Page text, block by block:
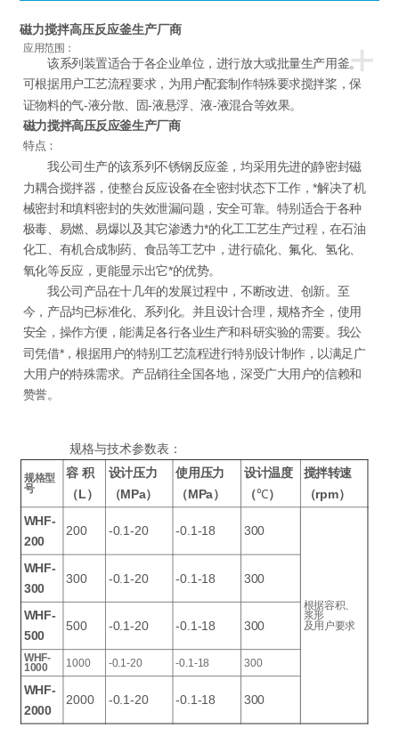
磁力搅拌高压反应釜生产厂商
+
应用范围：
该系列装置适合于各企业单位，进行放大或批量生产用釜。
可根据用户工艺流程要求，为用户配套制作特殊要求搅拌桨，保
证物料的气-液分散、固-液悬浮、液-液混合等效果。
磁力搅拌高压反应釜生产厂商
特点：
我公司生产的该系列不锈钢反应釜，均采用先进的静密封磁
力耦合搅拌器，使整台反应设备在全密封状态下工作，*解决了机
械密封和填料密封的失效泄漏问题，安全可靠。特别适合于各种
极毒、易燃、易爆以及其它渗透力*的化工工艺生产过程，在石油
化工、有机合成制药、食品等工艺中，进行硫化、氟化、氢化、
氧化等反应，更能显示出它*的优势。
我公司产品在十几年的发展过程中，不断改进、创新。至
今，产品均已标准化、系列化。并且设计合理，规格齐全，使用
安全，操作方便，能满足各行各业生产和科研实验的需要。我公
司凭借*，根据用户的特别工艺流程进行特别设计制作，以满足广
大用户的特殊需求。产品销往全国各地，深受广大用户的信赖和
赞誉。
规格与技术参数表：
规格型
号
容 积
（L）
设计压力
（MPa）
使用压力
（MPa）
设计温度
（℃）
搅拌转速
（rpm）
WHF-
200
200 -0.1-20 -0.1-18 300
根据容积、
浆形
及用户要求
WHF-
300
300 -0.1-20 -0.1-18 300
WHF-
500
500 -0.1-20 -0.1-18 300
WHF-
1000 1000 -0.1-20 -0.1-18 300
WHF-
2000
2000 -0.1-20 -0.1-18 300